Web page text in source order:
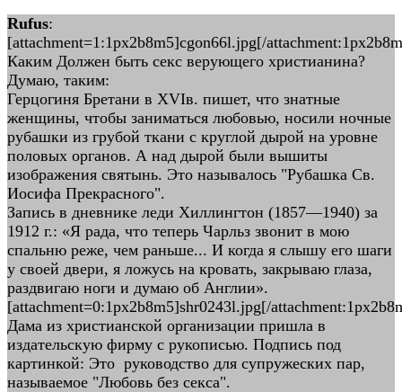
Rufus:
[attachment=1:1px2b8m5]cgon66l.jpg[/
Каким Должен быть секс верующего христианина?
Думаю, таким:
Герцогиня Бретани в XVIв. пишет, что знатные
женщины, чтобы заниматься любовью, носили ночные
рубашки из грубой ткани с круглой дырой на уровне
половых органов. А над дырой были вышиты
изображения святынь. Это называлось "Рубашка Св.
Иосифа Прекрасного".
Запись в дневнике леди Хиллингтон (1857—1940) за
1912 г.: «Я рада, что теперь Чарльз звонит в мою
спальню реже, чем раньше... И когда я слышу его шаги
у своей двери, я ложусь на кровать, закрываю глаза,
раздвигаю ноги и думаю об Англии».
[attachment=0:1px2b8m5]shr0243l.jpg[/
Дама из христианской организации пришла в
издательскую фирму с рукописью. Подпись под
картинкой: Это руководство для супружеских пар,
называемое "Любовь без секса".